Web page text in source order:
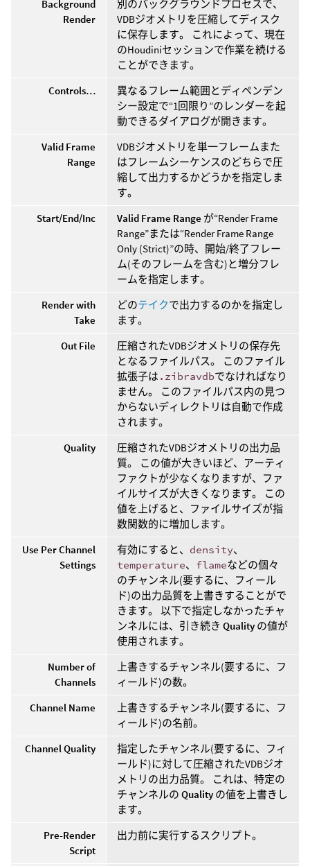
Background
Render
別のバックグラウンドプロセスで、
VDBジオメトリを圧縮してディスク
に保存します。 これによって、現在
のHoudiniセッションで作業を続ける
ことができます。
Controls…
異なるフレーム範囲とディペンデン
シー設定で“1回限り”のレンダーを起
動できるダイアログが開きます。
Valid Frame
Range
VDBジオメトリを単一フレームまた
はフレームシーケンスのどちらで圧
縮して出力するかどうかを指定しま
す。
Start/End/Inc
Valid Frame Range が“Render Frame
Range”または“Render Frame Range
Only (Strict)”の時、開始/終了フレー
ム(そのフレームを含む)と増分フレ
ームを指定します。
Render with
Take
どのテイクで出力するのかを指定し
ます。
Out File
圧縮されたVDBジオメトリの保存先
となるファイルパス。 このファイル
拡張子は .zibravdbでなければなり
ません。 このファイルパス内の見つ
からないディレクトリは自動で作成
されます。
Quality
圧縮されたVDBジオメトリの出力品
質。 この値が大きいほど、アーティ
ファクトが少なくなりますが、ファ
イルサイズが大きくなります。 この
値を上げると、ファイルサイズが指
数関数的に増加します。
Use Per Channel
Settings
有効にすると、 density、
temperature、 flameなどの個々
のチャンネル(要するに、フィール
ド)の出力品質を上書きすることがで
きます。 以下で指定しなかったチャ
ンネルには、引き続き Quality の値が
使用されます。
Number of
Channels
上書きするチャンネル(要するに、フ
ィールド)の数。
Channel Name
上書きするチャンネル(要するに、フ
ィールド)の名前。
Channel Quality
指定したチャンネル(要するに、フィ
ールド)に対して圧縮されたVDBジオ
メトリの出力品質。 これは、特定の
チャンネルの Quality の値を上書きし
ます。
Pre-Render
Script
出力前に実行するスクリプト。